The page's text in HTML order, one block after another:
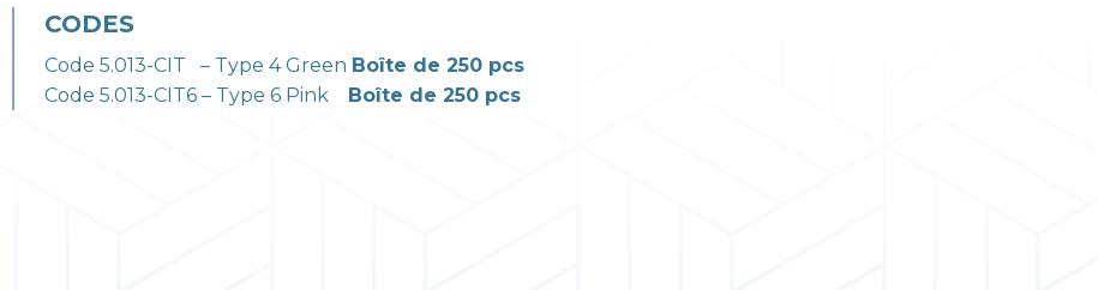
CODES
Code 5.013-CIT – Type 4 Green Boîte de 250 pcs
Code 5.013-CIT6 – Type 6 Pink Boîte de 250 pcs